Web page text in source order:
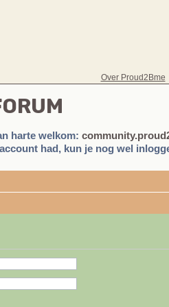
Over Proud2Bme
harte welkom:
had, kun je nog wel